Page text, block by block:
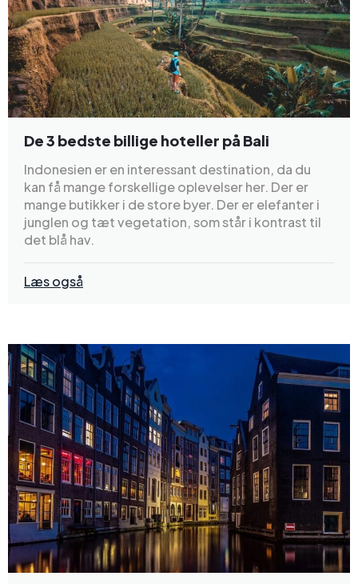
De 3 bedste billige hoteller på Bali
Indonesien er en interessant destination, da du
kan få mange forskellige oplevelser her. Der er
mange butikker i de store byer. Der er elefanter i
junglen og tæt vegetation, som står i kontrast til
det blå hav.
Læs også